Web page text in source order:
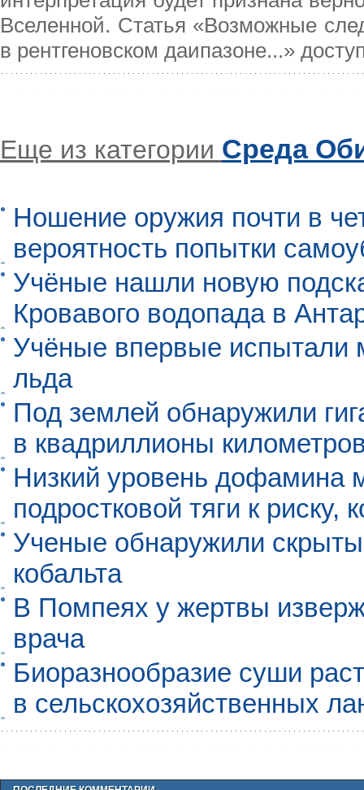
Вселенной. Статья «Возможные
в рентгеновском даипазоне...»
Еще из категории Среда
Ношение оружия почти в
вероятность попытки
Учёные нашли новую
Кровавого водопада в
Учёные впервые испытали
льда
Под землей обнаружили
в квадриллионы
Низкий уровень дофамина
подростковой тяги к риску,
Ученые обнаружили
кобальта
В Помпеях у жертвы
врача
Биоразнообразие суши
в сельскохозяйственных